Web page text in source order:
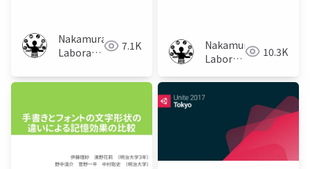
Nakamura
Laboratory
University)
7.1K
Nakamura
Laboratory
University)
10.3K